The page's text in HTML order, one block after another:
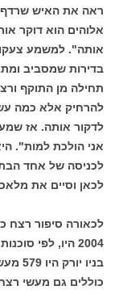
ראה את האיש שרדף
אלוהים הוא דוקר
אותה". למשמע
בדירות שמסביב
תחילה מן התוקף
להרחיק אלא כמה
לדקור אותה. אז
אני הולכת למות".
לכניסה של אחד
לכאן וסיים את
לכאורה סיפור רצח
כוללים גם מעשי